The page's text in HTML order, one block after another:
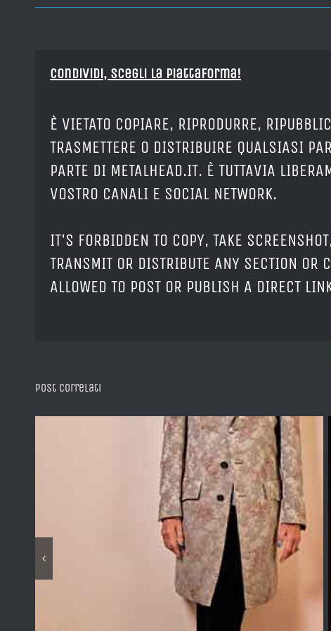
Condividi, Scegli la piattaforma!
È VIETATO COPIARE, RIPRODURRE,
TRASMETTERE O DISTRIBUIRE QUALSIASI
PARTE DI METALHEAD.IT. È TUTTAVIA
VOSTRO CANALI E SOCIAL NETWORK.
IT'S FORBIDDEN TO COPY, TAKE
TRANSMIT OR DISTRIBUTE ANY SECTION OR
ALLOWED TO POST OR PUBLISH A DIRECT
Post correlati